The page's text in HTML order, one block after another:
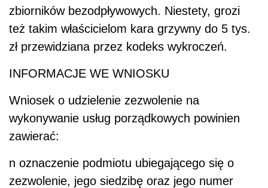
zbiorników bezodpływowych. Niestety, grozi
też takim właścicielom kara grzywny do 5 tys.
zł przewidziana przez kodeks wykroczeń.
INFORMACJE WE WNIOSKU
Wniosek o udzielenie zezwolenie na
wykonywanie usług porządkowych powinien
zawierać:
n oznaczenie podmiotu ubiegającego się o
zezwolenie, jego siedzibę oraz jego numer